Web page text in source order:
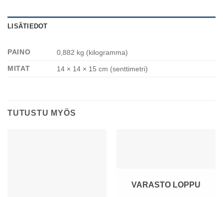
LISÄTIEDOT
PAINO
0,882 kg (kilogramma)
MITAT
14 × 14 × 15 cm (senttimetri)
TUTUSTU MYÖS
VARASTO LOPPU